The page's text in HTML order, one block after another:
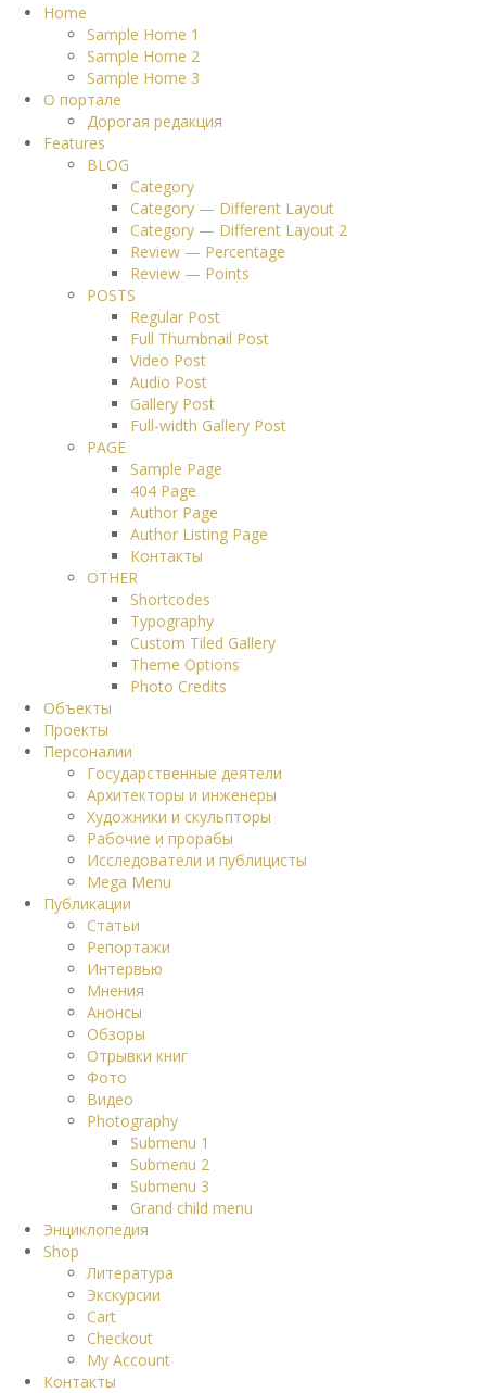
Home
Sample Home 1
Sample Home 2
Sample Home 3
О портале
Дорогая редакция
Features
BLOG
Category
Category — Different Layout
Category — Different Layout 2
Review — Percentage
Review — Points
POSTS
Regular Post
Full Thumbnail Post
Video Post
Audio Post
Gallery Post
Full-width Gallery Post
PAGE
Sample Page
404 Page
Author Page
Author Listing Page
Контакты
OTHER
Shortcodes
Typography
Custom Tiled Gallery
Theme Options
Photo Credits
Объекты
Проекты
Персоналии
Государственные деятели
Архитекторы и инженеры
Художники и скульпторы
Рабочие и прорабы
Исследователи и публицисты
Mega Menu
Публикации
Статьи
Репортажи
Интервью
Мнения
Анонсы
Обзоры
Отрывки книг
Фото
Видео
Photography
Submenu 1
Submenu 2
Submenu 3
Grand child menu
Энциклопедия
Shop
Литература
Экскурсии
Cart
Checkout
My Account
Контакты